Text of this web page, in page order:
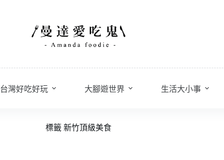
台灣好吃好玩 大腳遊世界 生活大小事
標籤新竹頂級美食